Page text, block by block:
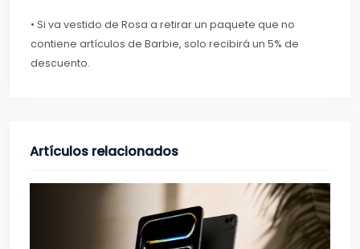
• Si va vestido de Rosa a retirar un paquete que no
contiene artículos de Barbie, solo recibirá un 5% de
descuento.
Artículos relacionados